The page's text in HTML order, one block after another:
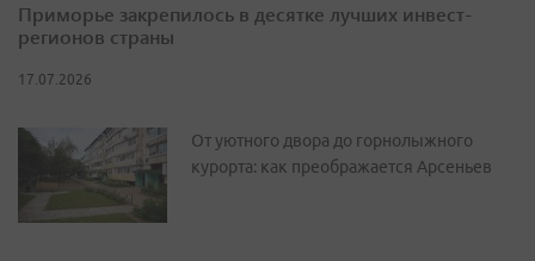
Приморье закрепилось в десятке лучших инвест-
регионов страны
17.07.2026
От уютного двора до горнолыжного
курорта: как преображается Арсеньев